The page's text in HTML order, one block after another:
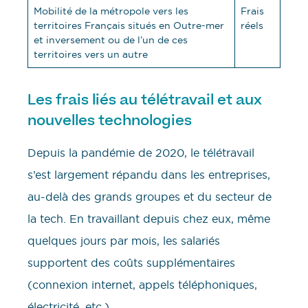
Mobilité de la métropole vers les
territoires Français situés en Outre-mer
et inversement ou de l’un de ces
territoires vers un autre
Frais
réels
Les frais liés au télétravail et aux
nouvelles technologies
Depuis la pandémie de 2020, le télétravail
s’est largement répandu dans les entreprises,
au-delà des grands groupes et du secteur de
la tech. En travaillant depuis chez eux, même
quelques jours par mois, les salariés
supportent des coûts supplémentaires
(connexion internet, appels téléphoniques,